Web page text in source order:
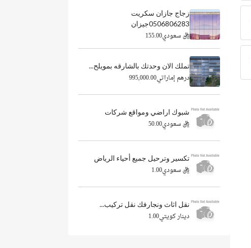
زجاج جازان سكريت
0506806283جيزان
ريال سعودي155.00
تملك الان وحدتك بالشارقه بمويلح...
درهم إماراتي995,000.00
شبوك اراضي ومواقع شركات
ريال سعودي50.00
تكسير وترحيل جميع أحياء الرياض
ريال سعودي1.00
نقل اثاث ونجارفك نقل تركيب...
دينار كويتي1.00